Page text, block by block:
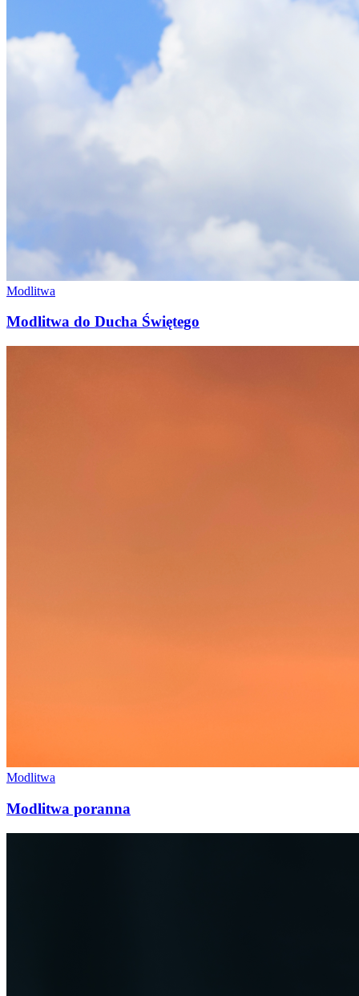
Modlitwa
Modlitwa do Ducha Świętego
Modlitwa
Modlitwa poranna